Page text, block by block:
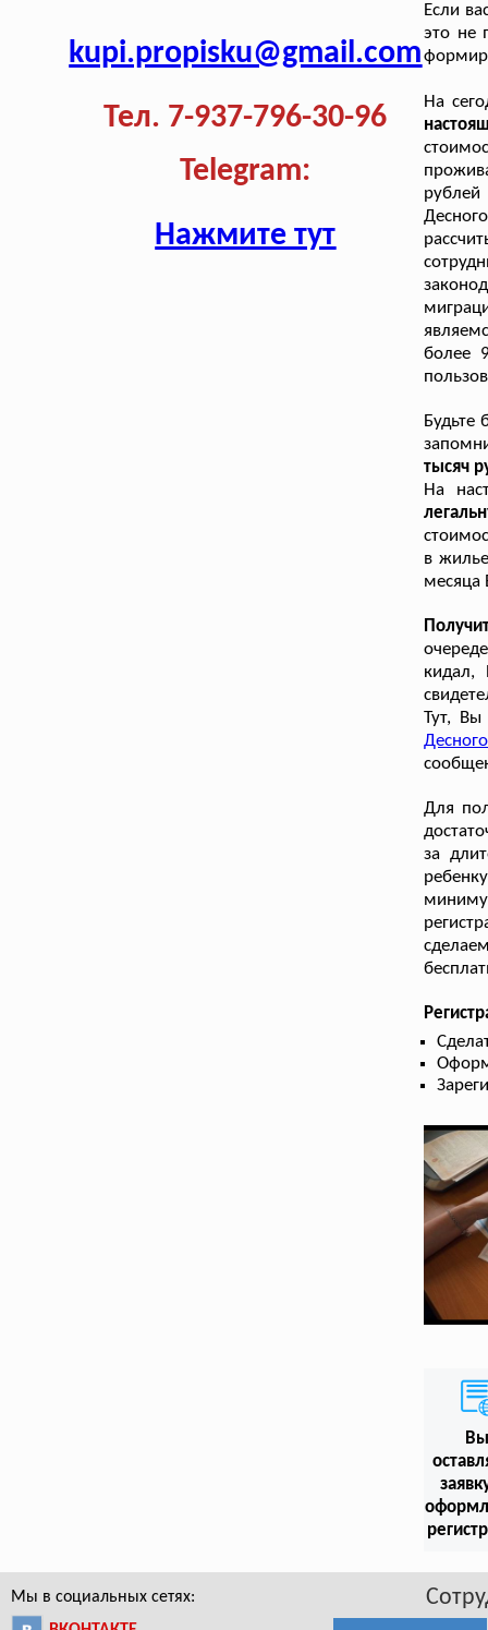
kupi.propisku@gmail.com
Тел. 7-937-796-30-96
Telegram:
Нажмите тут
Если
это не
На
более
Будьте
тысяч
На
в
месяца
кидал,
Тут,
Для
за
Вы
Мы в социальных сетях: